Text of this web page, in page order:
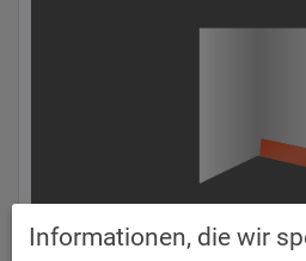
Präsentationsmappen
Informationen, die wir